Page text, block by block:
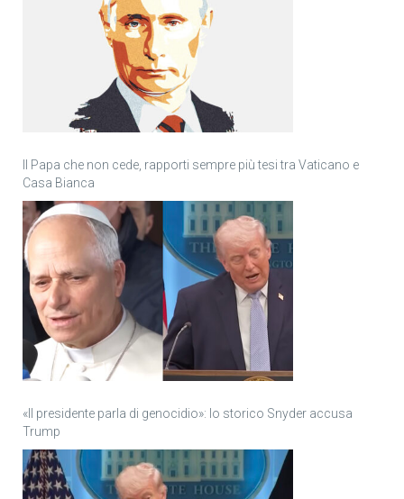
Il Papa che non cede, rapporti sempre più tesi tra Vaticano e
Casa Bianca
«Il presidente parla di genocidio»: lo storico Snyder accusa
Trump